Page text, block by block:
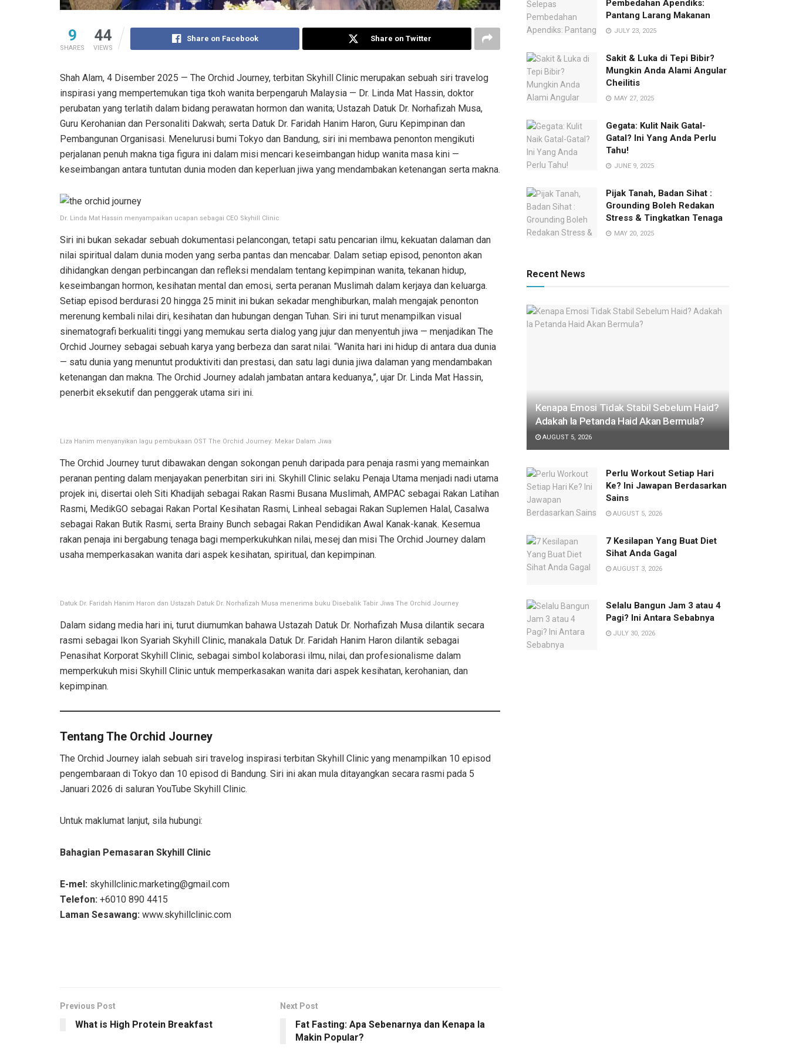
9
SHARES
44
VIEWS
Share on Facebook Share on Twitter
Shah Alam, 4 Disember 2025 — The Orchid Journey, terbitan Skyhill Clinic merupakan sebuah siri travelog
inspirasi yang mempertemukan tiga tkoh wanita berpengaruh Malaysia — Dr. Linda Mat Hassin, doktor
perubatan yang terlatih dalam bidang perawatan hormon dan wanita; Ustazah Datuk Dr. Norhafizah Musa,
Guru Kerohanian dan Personaliti Dakwah; serta Datuk Dr. Faridah Hanim Haron, Guru Kepimpinan dan
Pembangunan Organisasi. Menelurusi bumi Tokyo dan Bandung, siri ini membawa penonton mengikuti
perjalanan penuh makna tiga figura ini dalam misi mencari keseimbangan hidup wanita masa kini —
keseimbangan antara tuntutan dunia moden dan keperluan jiwa yang mendambakan ketenangan serta makna.
Dr. Linda Mat Hassin menyampaikan ucapan sebagai CEO Skyhill Clinic
Siri ini bukan sekadar sebuah dokumentasi pelancongan, tetapi satu pencarian ilmu, kekuatan dalaman dan
nilai spiritual dalam dunia moden yang serba pantas dan mencabar. Dalam setiap episod, penonton akan
dihidangkan dengan perbincangan dan refleksi mendalam tentang kepimpinan wanita, tekanan hidup,
keseimbangan hormon, kesihatan mental dan emosi, serta peranan Muslimah dalam kerjaya dan keluarga.
Setiap episod berdurasi 20 hingga 25 minit ini bukan sekadar menghiburkan, malah mengajak penonton
merenung kembali nilai diri, kesihatan dan hubungan dengan Tuhan. Siri ini turut menampilkan visual
sinematografi berkualiti tinggi yang memukau serta dialog yang jujur dan menyentuh jiwa — menjadikan The
Orchid Journey sebagai sebuah karya yang berbeza dan sarat nilai. “Wanita hari ini hidup di antara dua dunia
— satu dunia yang menuntut produktiviti dan prestasi, dan satu lagi dunia jiwa dalaman yang mendambakan
ketenangan dan makna. The Orchid Journey adalah jambatan antara keduanya,”, ujar Dr. Linda Mat Hassin,
penerbit eksekutif dan penggerak utama siri ini.
Liza Hanim menyanyikan lagu pembukaan OST The Orchid Journey: Mekar Dalam Jiwa
The Orchid Journey turut dibawakan dengan sokongan penuh daripada para penaja rasmi yang memainkan
peranan penting dalam menjayakan penerbitan siri ini. Skyhill Clinic selaku Penaja Utama menjadi nadi utama
projek ini, disertai oleh Siti Khadijah sebagai Rakan Rasmi Busana Muslimah, AMPAC sebagai Rakan Latihan
Rasmi, MedikGO sebagai Rakan Portal Kesihatan Rasmi, Linheal sebagai Rakan Suplemen Halal, Casalwa
sebagai Rakan Butik Rasmi, serta Brainy Bunch sebagai Rakan Pendidikan Awal Kanak-kanak. Kesemua
rakan penaja ini bergabung tenaga bagi memperkukuhkan nilai, mesej dan misi The Orchid Journey dalam
usaha memperkasakan wanita dari aspek kesihatan, spiritual, dan kepimpinan.
Datuk Dr. Faridah Hanim Haron dan Ustazah Datuk Dr. Norhafizah Musa menerima buku Disebalik Tabir Jiwa The Orchid Journey
Dalam sidang media hari ini, turut diumumkan bahawa Ustazah Datuk Dr. Norhafizah Musa dilantik secara
rasmi sebagai Ikon Syariah Skyhill Clinic, manakala Datuk Dr. Faridah Hanim Haron dilantik sebagai
Penasihat Korporat Skyhill Clinic, sebagai simbol kolaborasi ilmu, nilai, dan profesionalisme dalam
memperkukuh misi Skyhill Clinic untuk memperkasakan wanita dari aspek kesihatan, kerohanian, dan
kepimpinan.
Tentang The Orchid Journey
The Orchid Journey ialah sebuah siri travelog inspirasi terbitan Skyhill Clinic yang menampilkan 10 episod
pengembaraan di Tokyo dan 10 episod di Bandung. Siri ini akan mula ditayangkan secara rasmi pada 5
Januari 2026 di saluran YouTube Skyhill Clinic.
Untuk maklumat lanjut, sila hubungi:
Bahagian Pemasaran Skyhill Clinic
E-mel: skyhillclinic.marketing@gmail.com
Telefon: +6010 890 4415
Laman Sesawang: www.skyhillclinic.com
Previous Post
What is High Protein Breakfast
Next Post
Fat Fasting: Apa Sebenarnya dan Kenapa Ia
Makin Popular?
Pembedahan Apendiks:
Pantang Larang Makanan
JULY 23, 2025
Sakit & Luka di Tepi Bibir?
Mungkin Anda Alami Angular
Cheilitis
MAY 27, 2025
Gegata: Kulit Naik Gatal-
Gatal? Ini Yang Anda Perlu
Tahu!
JUNE 9, 2025
Pijak Tanah, Badan Sihat :
Grounding Boleh Redakan
Stress & Tingkatkan Tenaga
MAY 20, 2025
Recent News
Kenapa Emosi Tidak Stabil Sebelum Haid?
Adakah Ia Petanda Haid Akan Bermula?
AUGUST 5, 2026
Perlu Workout Setiap Hari
Ke? Ini Jawapan Berdasarkan
Sains
AUGUST 5, 2026
7 Kesilapan Yang Buat Diet
Sihat Anda Gagal
AUGUST 3, 2026
Selalu Bangun Jam 3 atau 4
Pagi? Ini Antara Sebabnya
JULY 30, 2026